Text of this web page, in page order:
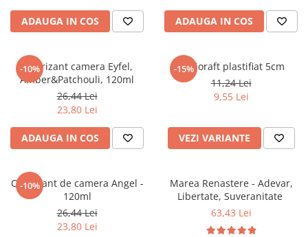
Clasa a VIII-a
Clasa I
Limbi Straine
Povesti
Povesti ilustrate
Realitatea Augmentata
ScienceConnection
ADAUGA IN COS ADAUGA IN COS
-10%
Odorizant camera Eyfel,
Amber&Patchouli, 120ml
26,44 Lei
23,80 Lei
ADAUGA IN COS
-15%
Biblioraft plastifiat 5cm
11,24 Lei
9,55 Lei
VEZI VARIANTE
-10%
Odorizant de camera Angel -
120ml
26,44 Lei
23,80 Lei
Marea Renastere - Adevar,
Libertate, Suveranitate
63,43 Lei